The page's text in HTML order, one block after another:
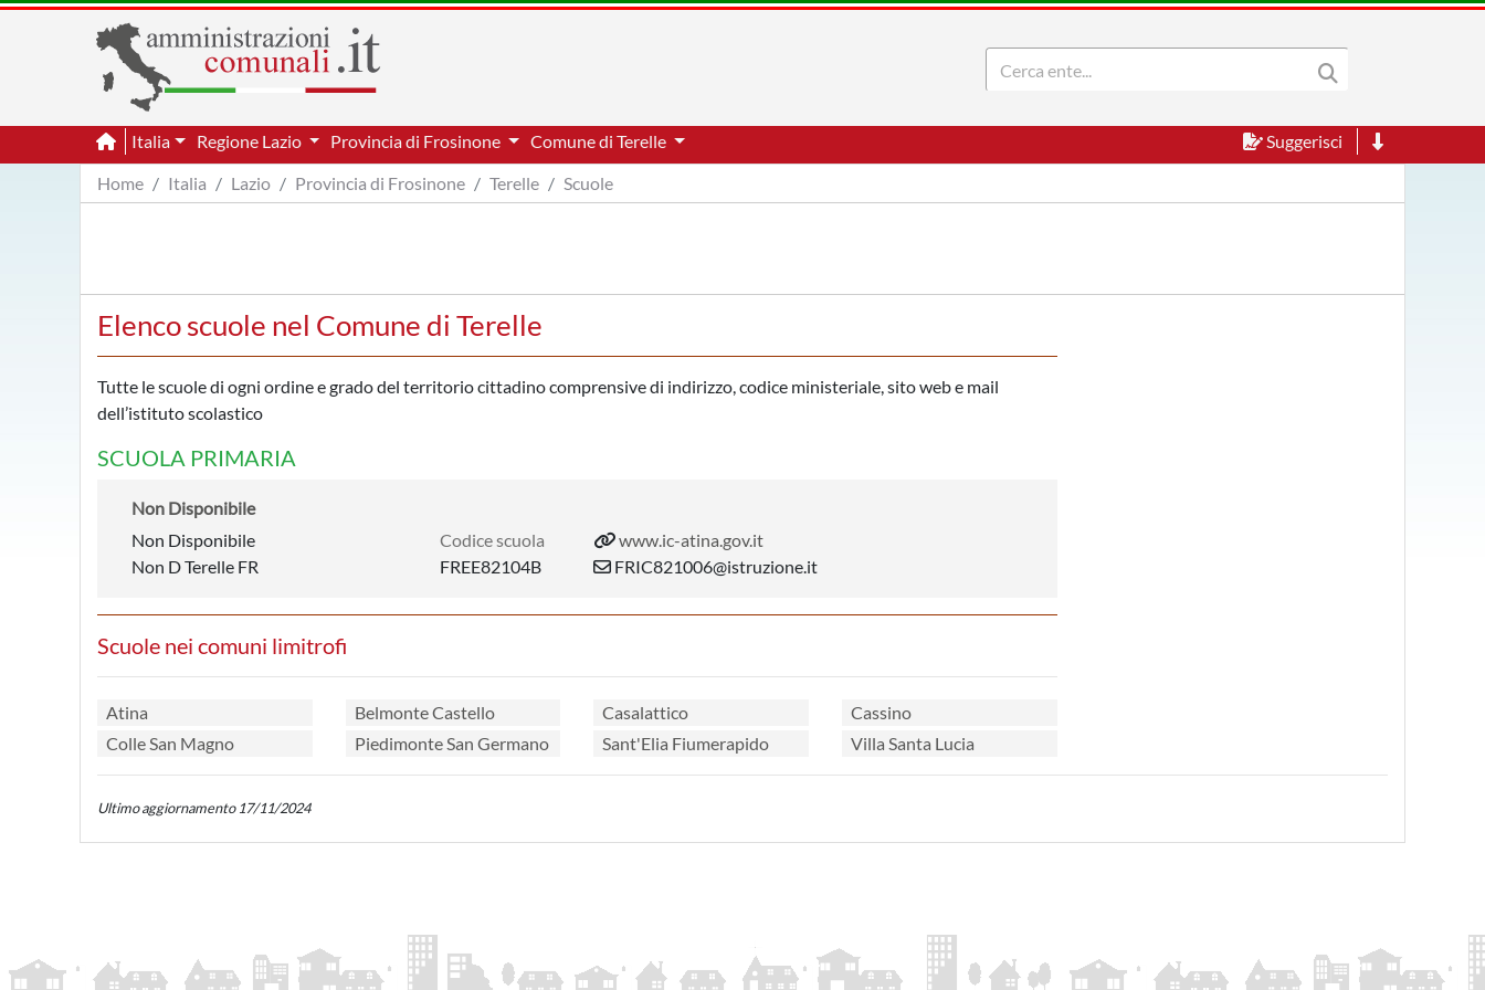
Italia Regione Lazio Provincia di Frosinone Comune di Terelle
Suggerisci
Home
Italia Lazio Provincia di Frosinone Terelle Scuole
Elenco scuole nel Comune di Terelle
Tutte le scuole di ogni ordine e grado del territorio cittadino comprensive di indirizzo, codice ministeriale, sito web e mail
dell’istituto scolastico
SCUOLA PRIMARIA
Non Disponibile
Non Disponibile
Non D Terelle FR
Codice scuola
FREE82104B
www.ic-atina.gov.it
FRIC821006@istruzione.it
Scuole nei comuni limitrofi
Atina Belmonte Castello Casalattico
Cassino
Colle San Magno
Piedimonte San Germano Sant'Elia Fiumerapido Villa Santa Lucia
Ultimo aggiornamento 17/11/2024